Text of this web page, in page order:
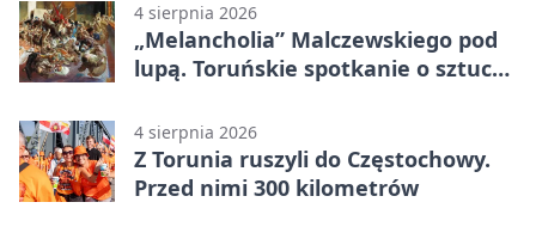
4 sierpnia 2026
„Melancholia” Malczewskiego pod
lupą. Toruńskie spotkanie o sztuce i
4 sierpnia 2026
Z Torunia ruszyli do Częstochowy.
Przed nimi 300 kilometrów